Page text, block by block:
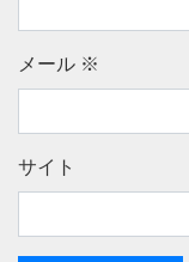
メール ※
サイト